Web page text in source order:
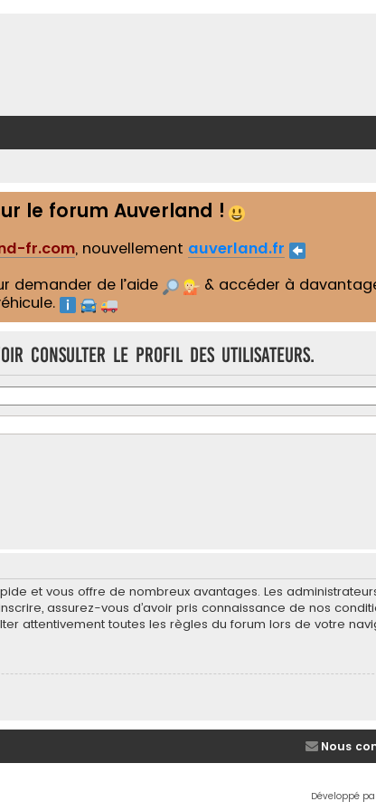
le forum Auverland !
fr.com, nouvellement auverland.fr
demander de l’aide
& accéder à
consulter le profil des utilisateurs.
et vous offre de nombreux avantages. Les
assurez-vous d’avoir pris connaissance de nos
attentivement toutes les règles du forum lors de votre
Nous
Développé